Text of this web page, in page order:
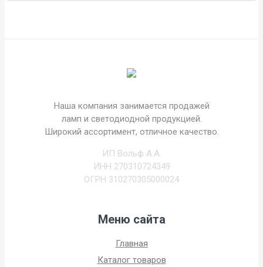
Наша компания занимается продажей
ламп и светодиодной продукцией.
Широкий ассортимент, отличное качество.
ИП Вольф А.А.
ИНН 270310724349
ОГРН 310270305000024
Меню сайта
Главная
Каталог товаров